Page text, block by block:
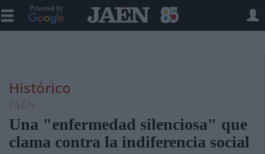
Powered by
Histórico
JAÉN
Una "enfermedad silenciosa" que
clama contra la indiferencia social